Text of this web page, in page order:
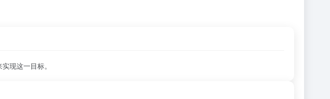
现这一目标。